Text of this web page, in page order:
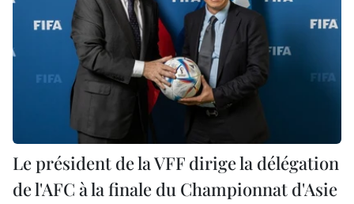
Le président de la VFF dirige la délégation
de l'AFC à la finale du Championnat d'Asie